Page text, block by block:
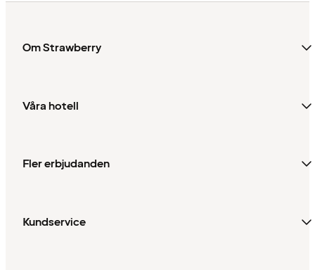
Om Strawberry
Våra hotell
Fler erbjudanden
Kundservice